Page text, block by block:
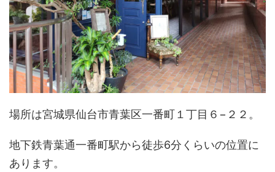
場所は宮城県仙台市青葉区一番町１丁目６−２２。
地下鉄青葉通一番町駅から徒歩6分くらいの位置に
あります。